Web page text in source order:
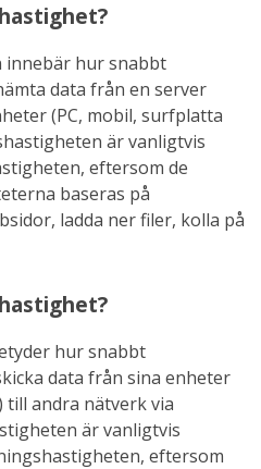
innebär hur snabbt
data från en server
(PC, mobil, surfplatta
är vanligtvis
eftersom de
baseras på
ladda ner filer, kolla på
hur snabbt
data från sina enheter
till andra nätverk via
är vanligtvis
eftersom